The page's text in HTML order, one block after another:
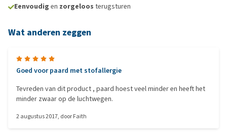
Eenvoudig en zorgeloos terugsturen
Wat anderen zeggen
Goed voor paard met stofallergie
Tevreden van dit product , paard hoest veel minder en heeft het
minder zwaar op de luchtwegen.
2 augustus 2017, doorFaith